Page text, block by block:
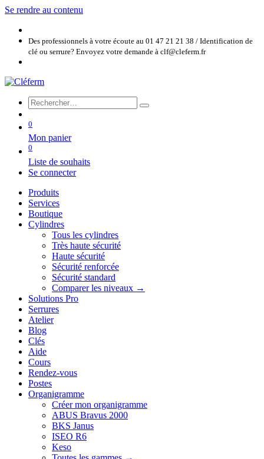
Se rendre au contenu
Des professionnels à votre écoute au 01 47 21 21 38 / Identification de
clé ou serrure? Envoyez votre demande à clf@cleferm.fr
0
Mon panier
0
Liste de souhaits
Se connecter
Produits
Services
Boutique
Cylindres
Tous les cylindres
Très haute sécurité
Haute sécurité
Sécurité renforcée
Sécurité standard
Comparer les niveaux →
Solutions Pro
Serrures
Atelier
Blog
Clés
Aide
Cours
Rendez-vous
Postes
Organigramme
Créer mon organigramme
ABUS Bravus 2000
BKS Janus
ISEO R6
Keso